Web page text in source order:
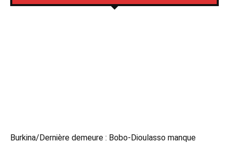
Burkina/Dernière demeure : Bobo-Dioulasso manque